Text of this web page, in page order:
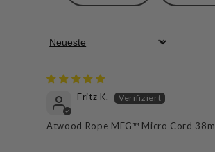
Sort by
Fritz K.
Atwood Rope MFG™ Micro Cord 38m